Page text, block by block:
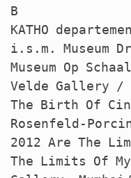
B
KATHO
i.s.m. Museum
Museum Op
Velde Gallery /
The Birth Of
Rosenfeld-
2012 Are The
The Limits Of